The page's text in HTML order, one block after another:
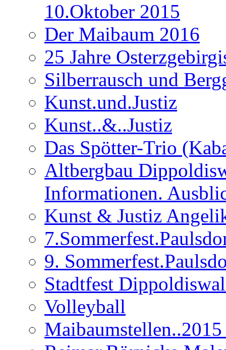
10.Oktober 2015
Der Maibaum 2016
25 Jahre
Silberrausch und
Kunst.und.Justiz
Kunst..&..Justiz
Das Spötter-Trio
Altbergbau
Informationen.
Kunst & Justiz
9.
Stadtfest
Volleyball